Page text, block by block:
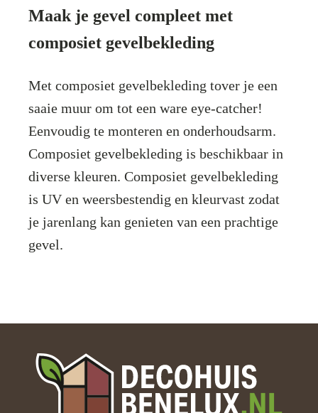
Maak je gevel compleet met
composiet gevelbekleding
Met composiet gevelbekleding tover je een
saaie muur om tot een ware eye-catcher!
Eenvoudig te monteren en onderhoudsarm.
Composiet gevelbekleding is beschikbaar in
diverse kleuren. Composiet gevelbekleding
is UV en weersbestendig en kleurvast zodat
je jarenlang kan genieten van een prachtige
gevel.